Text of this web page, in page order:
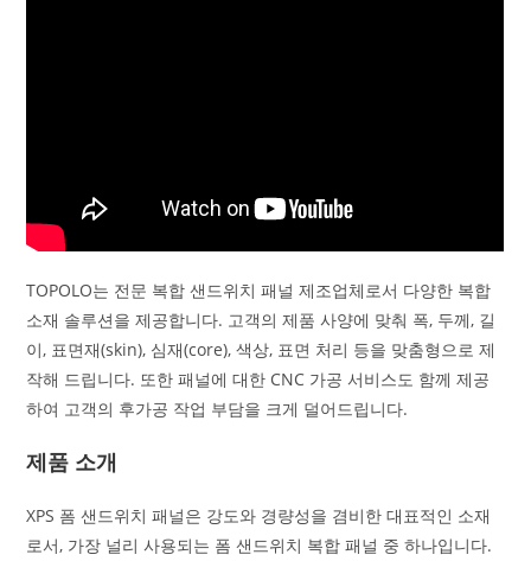
TOPOLO는 전문 복합 샌드위치 패널 제조업체로서 다양한 복합
소재 솔루션을 제공합니다. 고객의 제품 사양에 맞춰 폭, 두께, 길
이, 표면재(skin), 심재(core), 색상, 표면 처리 등을 맞춤형으로 제
작해 드립니다. 또한 패널에 대한 CNC 가공 서비스도 함께 제공
하여 고객의 후가공 작업 부담을 크게 덜어드립니다.
제품 소개
XPS 폼 샌드위치 패널은 강도와 ​​경량성을 겸비한 대표적인 소재
로서, 가장 널리 사용되는 폼 샌드위치 복합 패널 중 하나입니다.